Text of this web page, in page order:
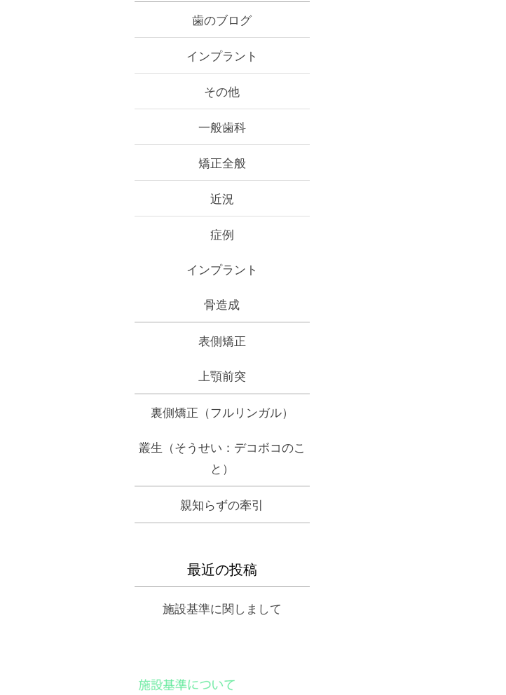
歯のブログ
インプラント
その他
一般歯科
矯正全般
近況
症例
インプラント
骨造成
表側矯正
上顎前突
裏側矯正（フルリンガル）
叢生（そうせい：デコボコのこ
と）
親知らずの牽引
最近の投稿
施設基準に関しまして